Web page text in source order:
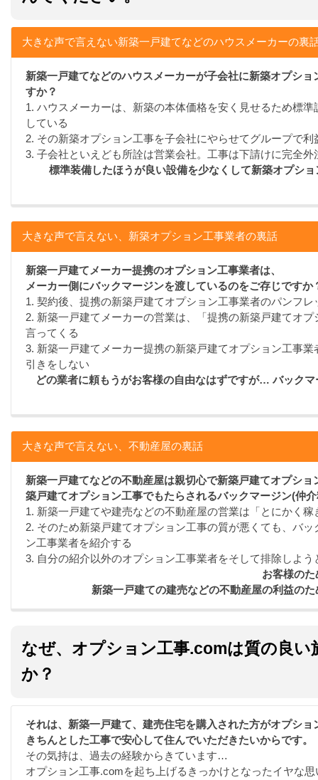
大きな声で言えない新築一戸建てなどのハウスメーカーの裏
新築一戸建てなどのハウスメーカーが子会社に新築オプシ
すか？
1. ハウスメーカーは、新築の本体価格を安く見せるため標
している
2. その新築オプション工事を子会社にやらせてグループで利
3. 子会社といえども所詮は営業会社。工事は下請けに完全外
標準装備したほうが良い設備を少なくして新築オプシ
大きな声で言えない、新築オプション工事業者の裏話
新築一戸建てメーカー提携のオプション工事業者は、
メーカー側にバックマージンを渡しているのをご存じですか
1. 契約後、提携の新築戸建てオプション工事業者のパンフ
2. 新築一戸建てメーカーの営業は、「提携の新築戸建てオ
言ってくる
3. 新築一戸建てメーカー提携の新築戸建てオプション工事
引きをしない
どの業者に頼もうがお客様の自由なはずですが… バック
大きな声で言えない、不動産屋の裏話
新築一戸建てなどの不動産屋は親切心で新築戸建てオプシ
築戸建てオプション工事でもたらされるバックマージン(仲
1. 新築一戸建てや建売などの不動産屋の営業は「とにかく
2. そのため新築戸建てオプション工事の質が悪くても、バ
ン工事業者を紹介する
3. 自分の紹介以外のオプション工事業者をそして排除しよう
お客様の
新築一戸建ての建売などの不動産屋の利益の
なぜ、オプション工事.comは質の良い
か？
それは、新築一戸建て、建売住宅を購入された方がオプシ
きちんとした工事で安心して住んでいただきたいからです。
その気持は、過去の経験からきています…
オプション工事.comを起ち上げるきっかけとなったイヤな